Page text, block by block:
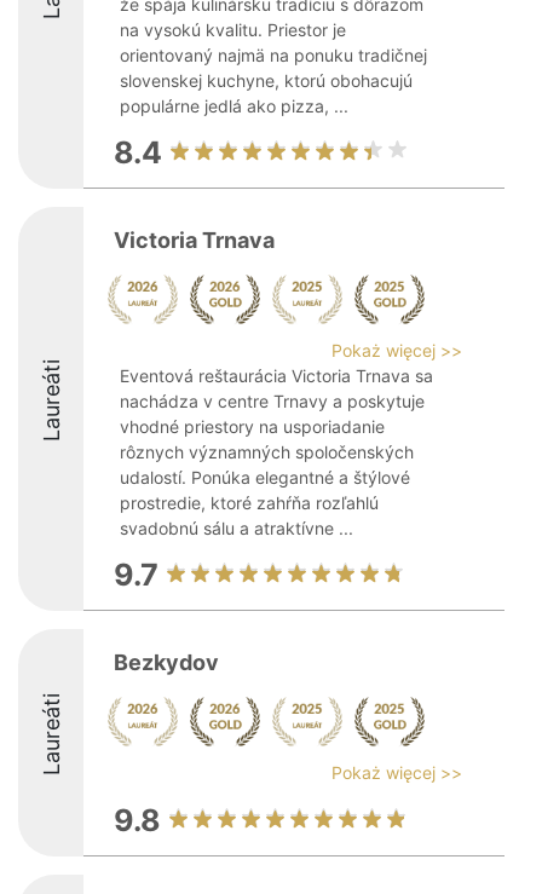
že spája kulinársku tradíciu s dôrazom
na vysokú kvalitu. Priestor je
orientovaný najmä na ponuku tradičnej
slovenskej kuchyne, ktorú obohacujú
populárne jedlá ako pizza, ...
8.4
Laureáti
Victoria Trnava
Pokaż więcej >>
Eventová reštaurácia Victoria Trnava sa
nachádza v centre Trnavy a poskytuje
vhodné priestory na usporiadanie
rôznych významných spoločenských
udalostí. Ponúka elegantné a štýlové
prostredie, ktoré zahŕňa rozľahlú
svadobnú sálu a atraktívne ...
9.7
Laureáti
Bezkydov
Pokaż więcej >>
9.8